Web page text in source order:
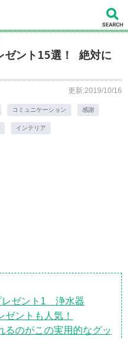
ゼント15選！ 絶対に
更新:2019/10/16
コミュニケーション 感謝
インテリア
レゼント1 浄水器
ントも人気！
るのがこの実用的なグッ